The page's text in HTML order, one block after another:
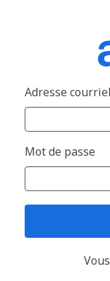
Adresse courriel
Mot de passe